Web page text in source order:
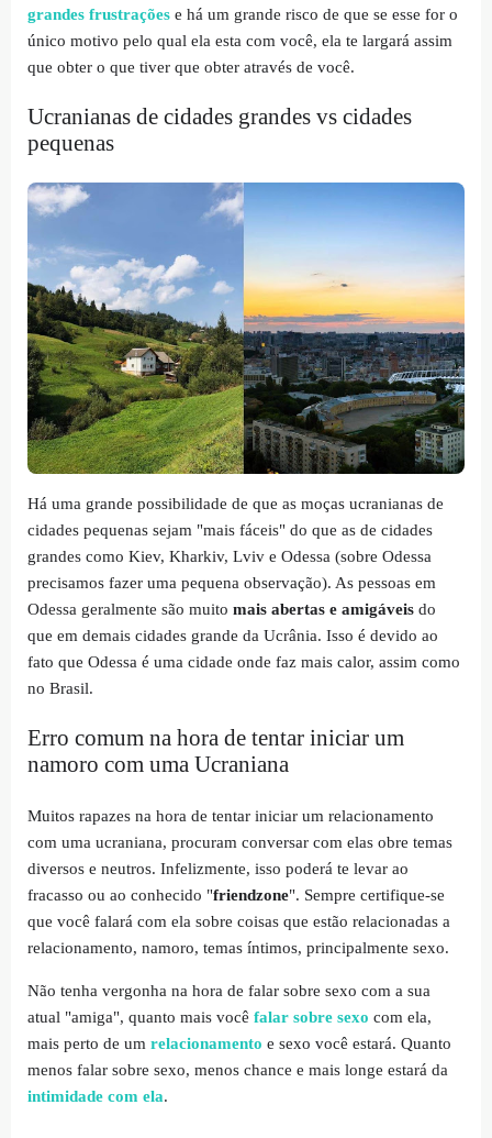
grandes frustrações e há um grande risco de que se esse for o
único motivo pelo qual ela esta com você, ela te largará assim
que obter o que tiver que obter através de você.
Ucranianas de cidades grandes vs cidades
pequenas
Há uma grande possibilidade de que as moças ucranianas de
cidades pequenas sejam "mais fáceis" do que as de cidades
grandes como Kiev, Kharkiv, Lviv e Odessa (sobre Odessa
precisamos fazer uma pequena observação). As pessoas em
Odessa geralmente são muito mais abertas e amigáveis do
que em demais cidades grande da Ucrânia. Isso é devido ao
fato que Odessa é uma cidade onde faz mais calor, assim como
no Brasil.
Erro comum na hora de tentar iniciar um
namoro com uma Ucraniana
Muitos rapazes na hora de tentar iniciar um relacionamento
com uma ucraniana, procuram conversar com elas obre temas
diversos e neutros. Infelizmente, isso poderá te levar ao
fracasso ou ao conhecido "friendzone". Sempre certifique-se
que você falará com ela sobre coisas que estão relacionadas a
relacionamento, namoro, temas íntimos, principalmente sexo.
Não tenha vergonha na hora de falar sobre sexo com a sua
atual "amiga", quanto mais você falar sobre sexo com ela,
mais perto de um relacionamento e sexo você estará. Quanto
menos falar sobre sexo, menos chance e mais longe estará da
intimidade com ela.